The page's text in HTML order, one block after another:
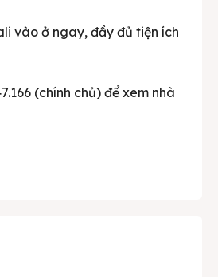
vào ở ngay, đầy đủ tiện ích
(chính chủ) để xem nhà